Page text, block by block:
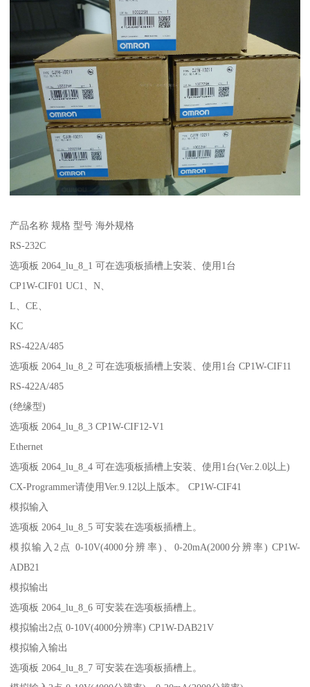
产品名称 规格 型号 海外规格
RS-232C
选项板 2064_lu_8_1 可在选项板插槽上安装、使用1台
CP1W-CIF01 UC1、N、
L、CE、
KC
RS-422A/485
选项板 2064_lu_8_2 可在选项板插槽上安装、使用1台 CP1W-CIF11
RS-422A/485
(绝缘型)
选项板 2064_lu_8_3 CP1W-CIF12-V1
Ethernet
选项板 2064_lu_8_4 可在选项板插槽上安装、使用1台(Ver.2.0以上)
CX-Programmer请使用Ver.9.12以上版本。 CP1W-CIF41
模拟输入
选项板 2064_lu_8_5 可安装在选项板插槽上。
模拟输入2点 0-10V(4000分辨率)、0-20mA(2000分辨率) CP1W-
ADB21
模拟输出
选项板 2064_lu_8_6 可安装在选项板插槽上。
模拟输出2点 0-10V(4000分辨率) CP1W-DAB21V
模拟输入输出
选项板 2064_lu_8_7 可安装在选项板插槽上。